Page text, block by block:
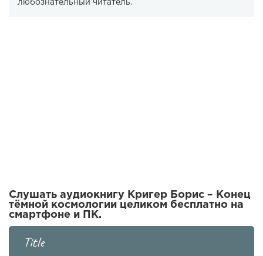
любознательный читатель.
Слушать аудиокнигу Кригер Борис – Конец
тёмной космологии целиком бесплатно на
смартфоне и ПК.
Title